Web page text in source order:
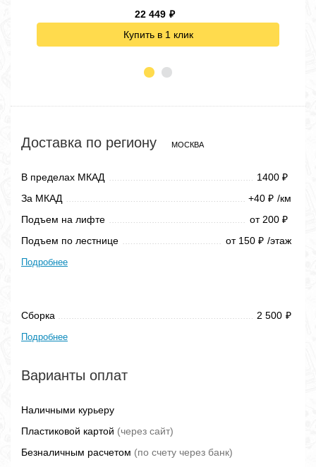
22 449 ₽
Купить в 1 клик
Доставка по региону МОСКВА
В пределах МКАД 1400 ₽
За МКАД +40 ₽ /км
Подъем на лифте
от 200 ₽
Подъем по лестнице от 150 ₽ /этаж
Подробнее
Сборка 2 500 ₽
Подробнее
Варианты оплат
Наличными курьеру
Пластиковой картой (через сайт)
Безналичным расчетом (по счету через банк)